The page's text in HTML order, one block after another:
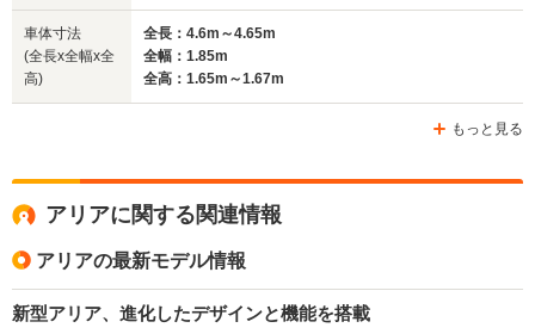
車体寸法
(全長x全幅x全
高)
全長：4.6m～4.65m
全幅：1.85m
全高：1.65m～1.67m
もっと見る
アリアに関する関連情報
アリアの最新モデル情報
新型アリア、進化したデザインと機能を搭載